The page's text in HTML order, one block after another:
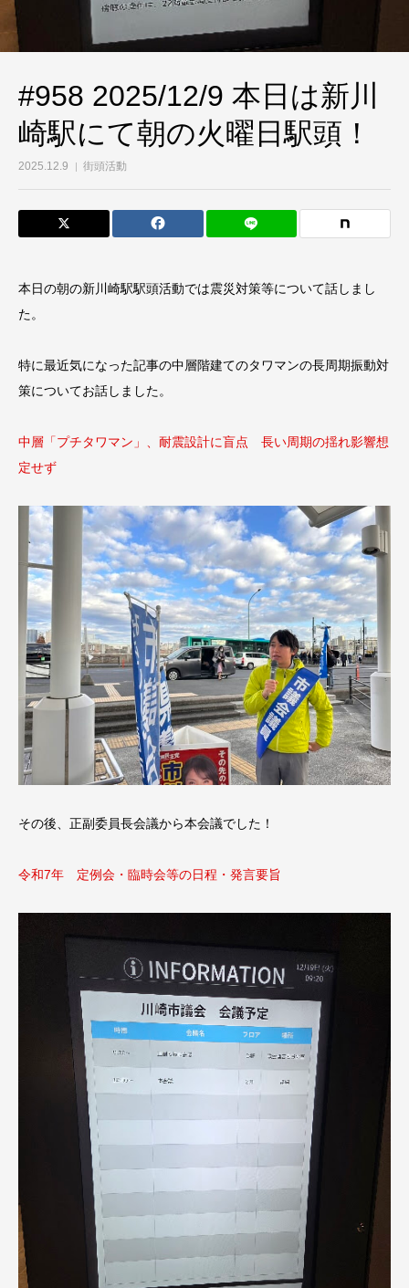
#958 2025/12/9 本日は新川
崎駅にて朝の火曜日駅頭！
2025.12.9 街頭活動
本日の朝の新川崎駅駅頭活動では震災対策等について話しまし
た。
特に最近気になった記事の中層階建てのタワマンの長周期振動対
策についてお話しました。
中層「プチタワマン」、耐震設計に盲点 長い周期の揺れ影響想
定せず
その後、正副委員長会議から本会議でした！
令和7年 定例会・臨時会等の日程・発言要旨